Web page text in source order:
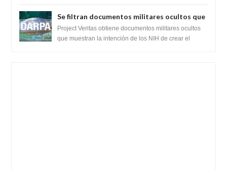
Se filtran documentos militares ocultos que
muestran la intención de los NIH de crear el
SARS-CoV-2, utilizando la investigación de
Project Veritas obtiene documentos militares ocultos
que muestran la intención de los NIH de crear el